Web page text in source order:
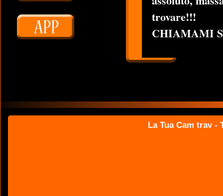
trovare!!!
CHIAMAMI
La Tua Cam trav -